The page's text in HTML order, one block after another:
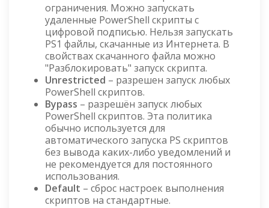
ограничения. Можно запускать
удаленные PowerShell скрипты с
цифровой подписью. Нельзя запускать
PS1 файлы, скачанные из Интернета. В
свойствах скачанного файла можно
"Разблокировать" запуск скрипта.
Unrestricted – разрешен запуск любых
PowerShell скриптов.
Bypass – разрешён запуск любых
PowerShell скриптов. Эта политика
обычно используется для
автоматического запуска PS скриптов
без вывода каких-либо уведомлений и
не рекомендуется для постоянного
использования.
Default – сброс настроек выполнения
скриптов на стандартные.